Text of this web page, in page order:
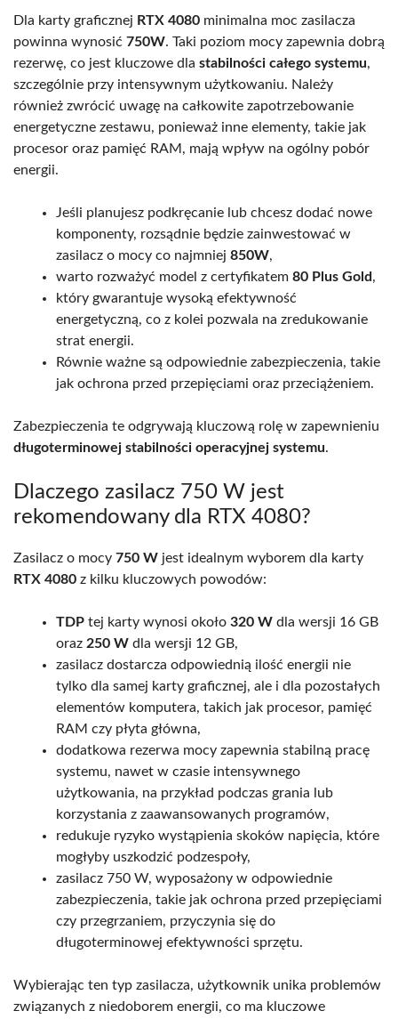
Dla karty graficznej RTX 4080 minimalna moc zasilacza
powinna wynosić 750W. Taki poziom mocy zapewnia dobrą
rezerwę, co jest kluczowe dla stabilności całego systemu,
szczególnie przy intensywnym użytkowaniu. Należy
również zwrócić uwagę na całkowite zapotrzebowanie
energetyczne zestawu, ponieważ inne elementy, takie jak
procesor oraz pamięć RAM, mają wpływ na ogólny pobór
energii.
Jeśli planujesz podkręcanie lub chcesz dodać nowe
komponenty, rozsądnie będzie zainwestować w
zasilacz o mocy co najmniej 850W,
warto rozważyć model z certyfikatem 80 Plus Gold,
który gwarantuje wysoką efektywność
energetyczną, co z kolei pozwala na zredukowanie
strat energii.
Równie ważne są odpowiednie zabezpieczenia, takie
jak ochrona przed przepięciami oraz przeciążeniem.
Zabezpieczenia te odgrywają kluczową rolę w zapewnieniu
długoterminowej stabilności operacyjnej systemu.
Dlaczego zasilacz 750 W jest
rekomendowany dla RTX 4080?
Zasilacz o mocy 750 W jest idealnym wyborem dla karty
RTX 4080 z kilku kluczowych powodów:
TDP tej karty wynosi około 320 W dla wersji 16 GB
oraz 250 W dla wersji 12 GB,
zasilacz dostarcza odpowiednią ilość energii nie
tylko dla samej karty graficznej, ale i dla pozostałych
elementów komputera, takich jak procesor, pamięć
RAM czy płyta główna,
dodatkowa rezerwa mocy zapewnia stabilną pracę
systemu, nawet w czasie intensywnego
użytkowania, na przykład podczas grania lub
korzystania z zaawansowanych programów,
redukuje ryzyko wystąpienia skoków napięcia, które
mogłyby uszkodzić podzespoły,
zasilacz 750 W, wyposażony w odpowiednie
zabezpieczenia, takie jak ochrona przed przepięciami
czy przegrzaniem, przyczynia się do
długoterminowej efektywności sprzętu.
Wybierając ten typ zasilacza, użytkownik unika problemów
związanych z niedoborem energii, co ma kluczowe